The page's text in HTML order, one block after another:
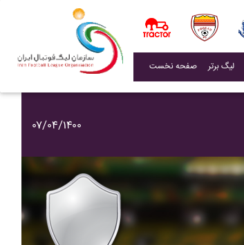
صفحه نخست لیگ برتر
۰۷/۰۴/۱۴۰۰